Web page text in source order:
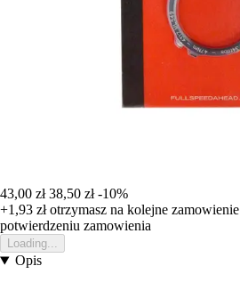
43,00 zł 38,50 zł -10%
+1,93 złotrzymasz na kolejne zamowienie
potwierdzeniu zamowienia
Loading...
Opis